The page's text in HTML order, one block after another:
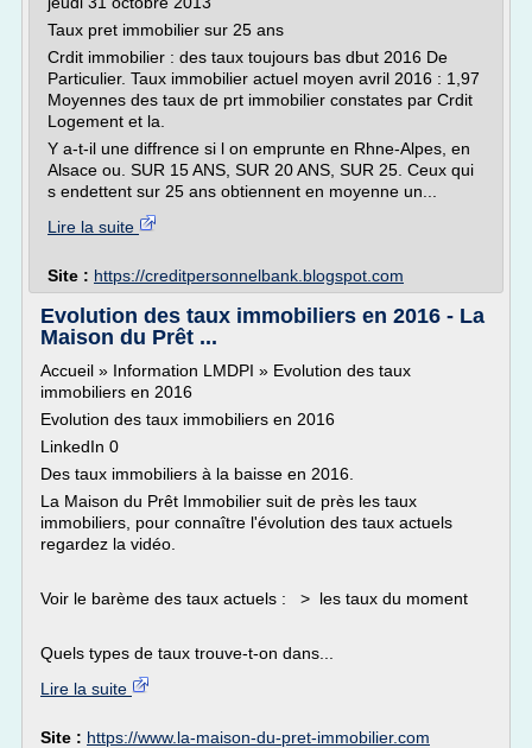
Taux pret immobilier sur 25 ans
Crdit immobilier : des taux toujours bas dbut 2016 De
Particulier. Taux immobilier actuel moyen avril 2016 : 1,97
Moyennes des taux de prt immobilier constates par Crdit
Logement et la.
Y a-t-il une diffrence si l on emprunte en Rhne-Alpes, en
Alsace ou. SUR 15 ANS, SUR 20 ANS, SUR 25. Ceux qui
s endettent sur 25 ans obtiennent en moyenne un...
Lire la suite
Site : https://creditpersonnelbank.blogspot.com
Evolution des taux immobiliers en 2016 - La
Maison du Prêt ...
Accueil » Information LMDPI » Evolution des taux
immobiliers en 2016
Evolution des taux immobiliers en 2016
LinkedIn 0
Des taux immobiliers à la baisse en 2016.
La Maison du Prêt Immobilier suit de près les taux
immobiliers, pour connaître l'évolution des taux actuels
regardez la vidéo.
Voir le barème des taux actuels : > les taux du moment
Quels types de taux trouve-t-on dans...
Lire la suite
Site : https://www.la-maison-du-pret-immobilier.com